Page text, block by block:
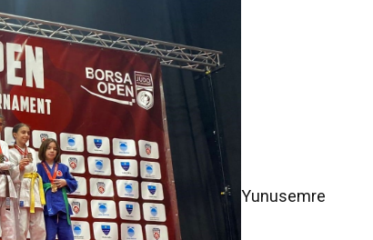
Yunusemre